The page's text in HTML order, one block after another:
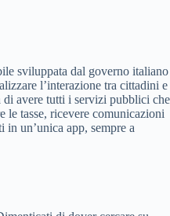
sviluppata dal governo italiano
l’interazione tra cittadini e
avere tutti i servizi pubblici che
le tasse, ricevere comunicazioni
un’unica app, sempre a